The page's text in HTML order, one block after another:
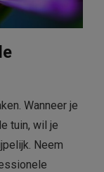
Wanneer je
tuin, wil je
Neem